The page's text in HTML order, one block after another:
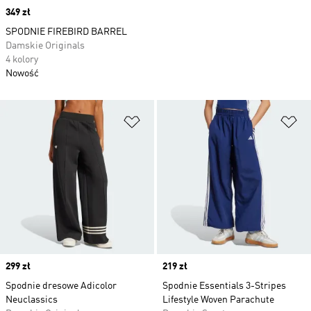
Dodaj do listy życzeń
Price
299 zł
Spodnie dresowe Adicolor
Neuclassics
Price
219 zł
Spodnie Essentials 3-Stripes
Lifestyle Woven Parachute
Price
349 zł
SPODNIE FIREBIRD BARREL
Damskie Originals
4 kolory
Nowość